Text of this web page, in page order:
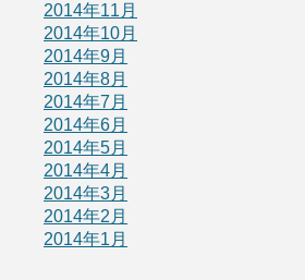
2014年11月
2014年10月
2014年9月
2014年8月
2014年7月
2014年6月
2014年5月
2014年4月
2014年3月
2014年2月
2014年1月